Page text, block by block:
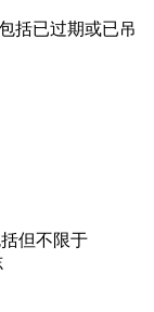
括已过期或已吊
但不限于